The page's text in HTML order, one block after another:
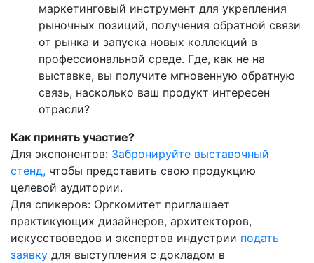
маркетинговый инструмент для укрепления
рыночных позиций, получения обратной связи
от рынка и запуска новых коллекций в
профессиональной среде. Где, как не на
выставке, вы получите мгновенную обратную
связь, насколько ваш продукт интересен
отрасли?
Как принять участие?
Для экспонентов: Забронируйте выставочный
стенд, чтобы представить свою продукцию
целевой аудитории.
Для спикеров: Оргкомитет приглашает
практикующих дизайнеров, архитекторов,
искусствоведов и экспертов индустрии подать
заявку для выступления с докладом в